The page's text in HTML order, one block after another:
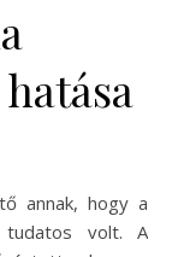
annak, hogy a
tudatos volt. A